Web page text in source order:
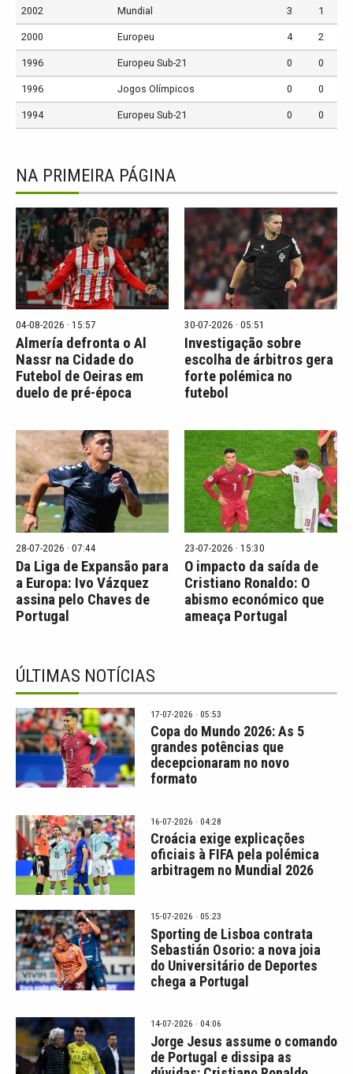
2002 Mundial 3 1
2000 Europeu 4 2
1996 Europeu Sub-21 0 0
1996 Jogos Olímpicos 0 0
1994 Europeu Sub-21 0 0
NA PRIMEIRA PÁGINA
04-08-2026 · 15:57
Almería defronta o Al
Nassr na Cidade do
Futebol de Oeiras em
duelo de pré-época
30-07-2026 · 05:51
Investigação sobre
escolha de árbitros gera
forte polémica no
futebol
28-07-2026 · 07:44
Da Liga de Expansão para
a Europa: Ivo Vázquez
assina pelo Chaves de
Portugal
23-07-2026 · 15:30
O impacto da saída de
Cristiano Ronaldo: O
abismo económico que
ameaça Portugal
ÚLTIMAS NOTÍCIAS
17-07-2026 · 05:53
Copa do Mundo 2026: As 5
grandes potências que
decepcionaram no novo
formato
16-07-2026 · 04:28
Croácia exige explicações
oficiais à FIFA pela polémica
arbitragem no Mundial 2026
15-07-2026 · 05:23
Sporting de Lisboa contrata
Sebastián Osorio: a nova joia
do Universitário de Deportes
chega a Portugal
14-07-2026 · 04:06
Jorge Jesus assume o comando
de Portugal e dissipa as